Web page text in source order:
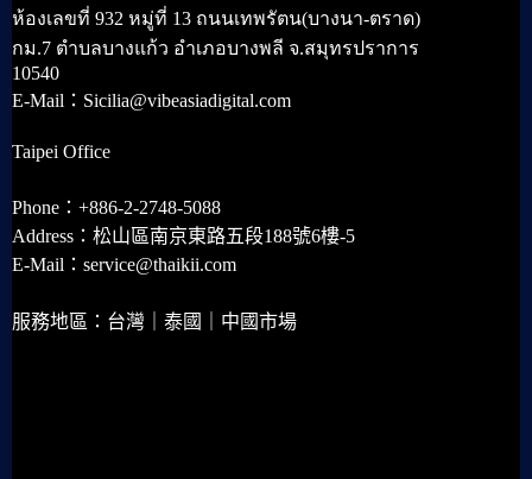
ห้องเลขที่ 932 หมู่ที่ 13 ถนนเทพรัตน(บางนา-ตราด)
กม.7 ตำบลบางแก้ว อำเภอบางพลี จ.สมุทรปราการ
10540
E-Mail：Sicilia@vibeasiadigital.com
Taipei Office
Phone：+886-2-2748-5088
Address：松山區南京東路五段188號6樓-5
E-Mail：service@thaikii.com
服務地區：台灣｜泰國｜中國市場